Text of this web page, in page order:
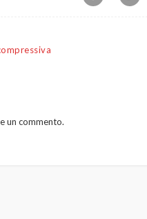
un commento.